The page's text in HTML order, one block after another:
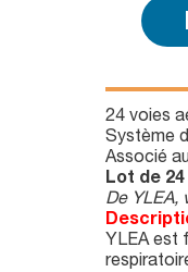
24 voies
Système
Associé
Lot de
De YLEA,
YLEA est